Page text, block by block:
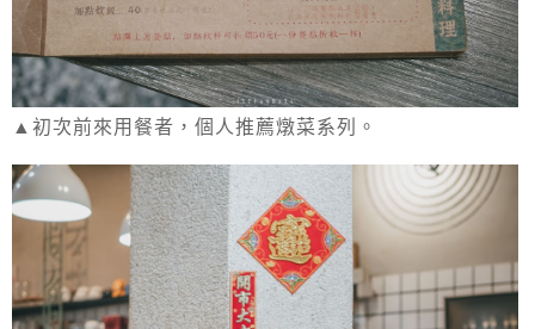
▲初次前來用餐者，個人推薦燉菜系列。